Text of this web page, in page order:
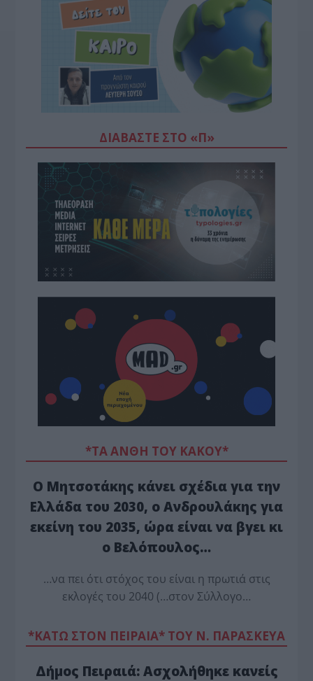
ΔΙΑΒΆΣΤΕ ΣΤΟ «Π»
*ΤΑ ΆΝΘΗ ΤΟΥ ΚΑΚΟΎ*
Ο Μητσοτάκης κάνει σχέδια για την
Ελλάδα του 2030, ο Ανδρουλάκης για
εκείνη του 2035, ώρα είναι να βγει κι
ο Βελόπουλος…
…να πει ότι στόχος του είναι η πρωτιά στις
εκλογές του 2040 (…στον Σύλλογο…
*ΚΑΤΩ ΣΤΟΝ ΠΕΙΡΑΙΑ* ΤΟΥ Ν. ΠΑΡΑΣΚΕΥΑ
Δήμος Πειραιά: Ασχολήθηκε κανείς